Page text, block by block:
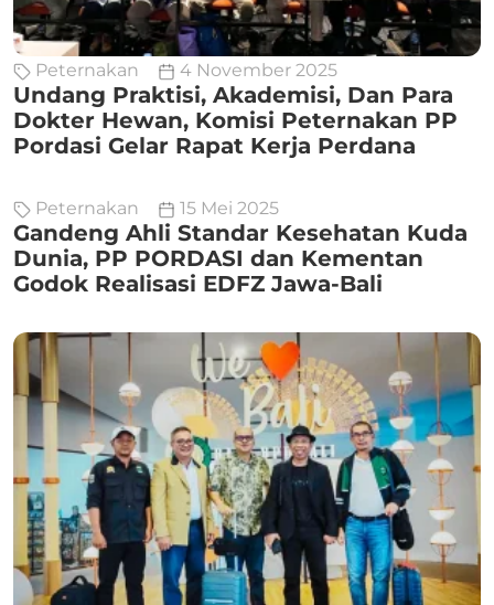
Peternakan 4 November 2025
Undang Praktisi, Akademisi, Dan Para
Dokter Hewan, Komisi Peternakan PP
Pordasi Gelar Rapat Kerja Perdana
Peternakan 15 Mei 2025
Gandeng Ahli Standar Kesehatan Kuda
Dunia, PP PORDASI dan Kementan
Godok Realisasi EDFZ Jawa-Bali